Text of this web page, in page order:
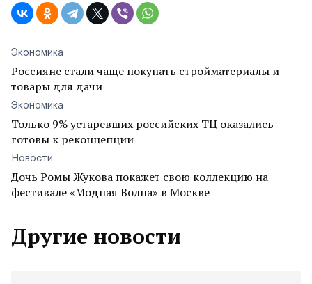
Экономика
Россияне стали чаще покупать стройматериалы и
товары для дачи
Экономика
Только 9% устаревших российских ТЦ оказались
готовы к реконцепции
Новости
Дочь Ромы Жукова покажет свою коллекцию на
фестивале «Модная Волна» в Москве
Другие новости